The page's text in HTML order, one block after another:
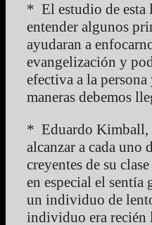
* El estudio de esta
entender algunos
ayudaran a
evangelización y
efectiva a la
maneras debemos
* Eduardo Kimball,
alcanzar a cada uno
creyentes de su
en especial el
un individuo de
individuo era recién